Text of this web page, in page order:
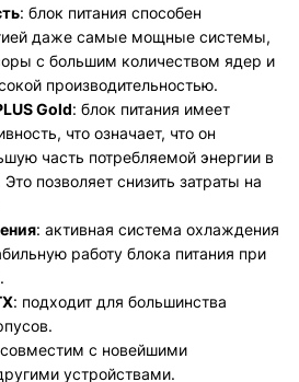
: блок питания способен
даже самые мощные системы,
с большим количеством ядер и
производительностью.
Gold: блок питания имеет
что означает, что он
часть потребляемой энергии в
позволяет снизить затраты на
: активная система охлаждения
работу блока питания при
: подходит для большинства
с новейшими
устройствами.